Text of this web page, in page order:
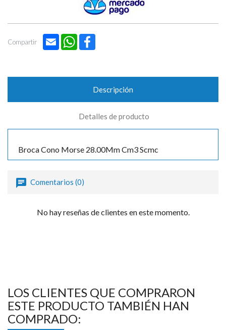
Compartir Email WhatsApp
Descripción
Detalles de producto
Broca Cono Morse 28.00Mm Cm3 Scmc
Comentarios (0)
No hay reseñas de clientes en este momento.
LOS CLIENTES QUE COMPRARON
ESTE PRODUCTO TAMBIÉN HAN
COMPRADO: